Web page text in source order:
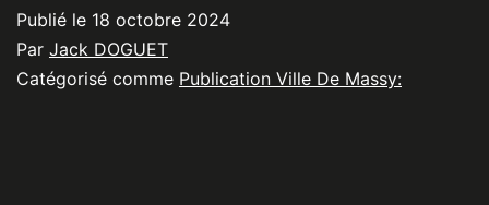
Publié le 18 octobre 2024
Par Jack DOGUET
Catégorisé comme Publication Ville De Massy: